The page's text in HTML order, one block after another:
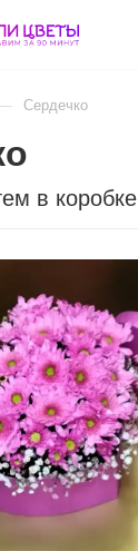
Сердечко
в коробке